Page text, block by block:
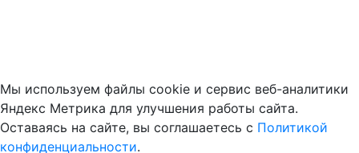
Мы используем файлы cookie и сервис веб-аналитики
Яндекс Метрика для улучшения работы сайта.
Оставаясь на сайте, вы соглашаетесь с Политикой
конфиденциальности.